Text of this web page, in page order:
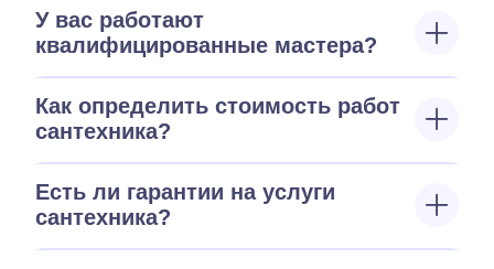
У вас работают
квалифицированные мастера?
Как определить стоимость работ
сантехника?
Есть ли гарантии на услуги
сантехника?